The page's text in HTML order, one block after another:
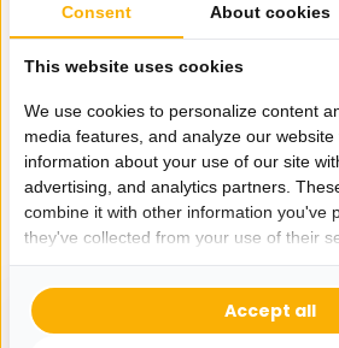
0162-231130
Ontvang de nieuwste aanbiedingen en
je niet spammen, beloofd.
Consent About cookies
This website uses cookies
We use cookies to personalize content
media features, and analyze our
information about your use of our site
advertising, and analytics partners.
combine it with other information you've
they've collected from your use of their
Accept all